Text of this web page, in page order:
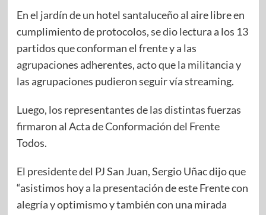
En el jardín de un hotel santaluceño al aire libre en
cumplimiento de protocolos, se dio lectura a los 13
partidos que conforman el frente y a las
agrupaciones adherentes, acto que la militancia y
las agrupaciones pudieron seguir vía streaming.
Luego, los representantes de las distintas fuerzas
firmaron al Acta de Conformación del Frente
Todos.
El presidente del PJ San Juan, Sergio Uñac dijo que
“asistimos hoy a la presentación de este Frente con
alegría y optimismo y también con una mirada